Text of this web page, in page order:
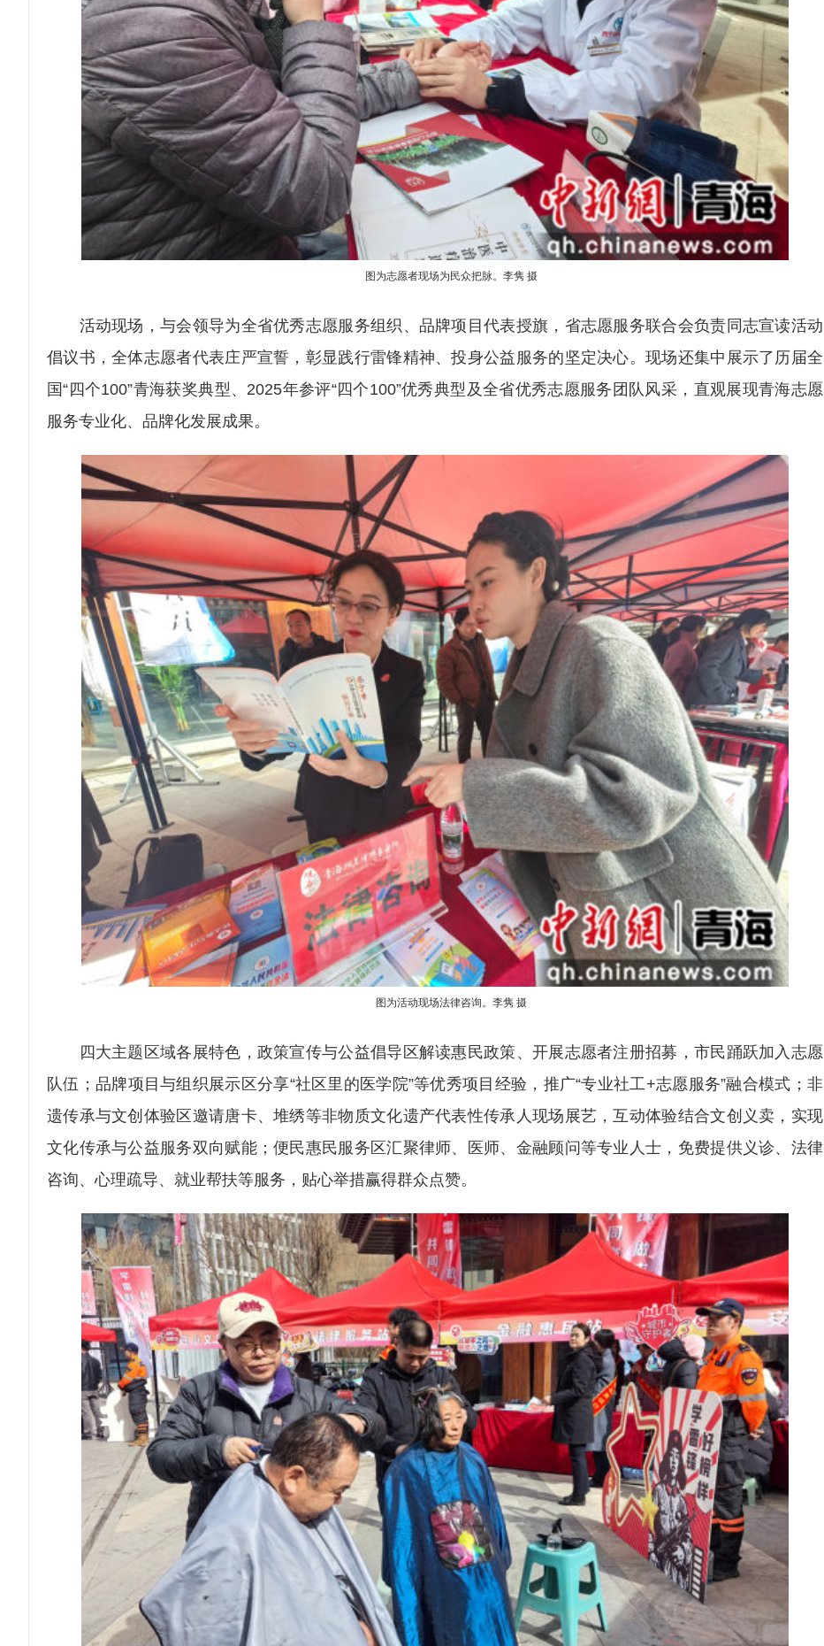
图为志愿者现场为民众把脉。李隽 摄
活动现场，与会领导为全省优秀志愿服务组织、品牌项目代表授旗，省志愿服务联合会负责同志宣读活动
倡议书，全体志愿者代表庄严宣誓，彰显践行雷锋精神、投身公益服务的坚定决心。现场还集中展示了历届全
国“四个100”青海获奖典型、2025年参评“四个100”优秀典型及全省优秀志愿服务团队风采，直观展现青海志愿
服务专业化、品牌化发展成果。
图为活动现场法律咨询。李隽 摄
四大主题区域各展特色，政策宣传与公益倡导区解读惠民政策、开展志愿者注册招募，市民踊跃加入志愿
队伍；品牌项目与组织展示区分享“社区里的医学院”等优秀项目经验，推广“专业社工+志愿服务”融合模式；非
遗传承与文创体验区邀请唐卡、堆绣等非物质文化遗产代表性传承人现场展艺，互动体验结合文创义卖，实现
文化传承与公益服务双向赋能；便民惠民服务区汇聚律师、医师、金融顾问等专业人士，免费提供义诊、法律
咨询、心理疏导、就业帮扶等服务，贴心举措赢得群众点赞。